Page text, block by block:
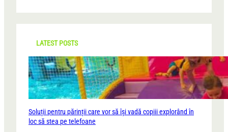
r
c
LATEST POSTS
Soluții pentru părinții care vor să își vadă copiii explorând în
loc să stea pe telefoane